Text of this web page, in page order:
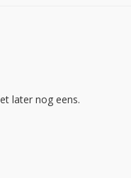
later nog eens.